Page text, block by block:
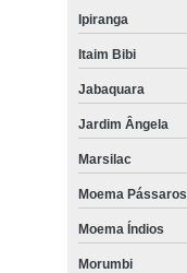
Ipiranga
Itaim Bibi
Jabaquara
Jardim Ângela
Marsilac
Moema Pássaros
Moema Índios
Morumbi